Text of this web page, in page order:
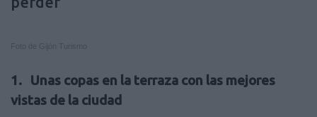
Foto de Gijón Turismo
1. Unas copas en la terraza con las mejores
vistas de la ciudad